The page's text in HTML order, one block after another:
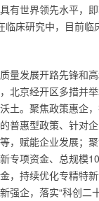
有世界领先水平，
临床研究中，目前临
量发展开路先锋和
北京经开区多措并
土。聚焦政策惠企
普惠型政策、针对
，赋能企业发展；聚
专项资金、总规模
，持续优化专精特
强企，落实“科创二